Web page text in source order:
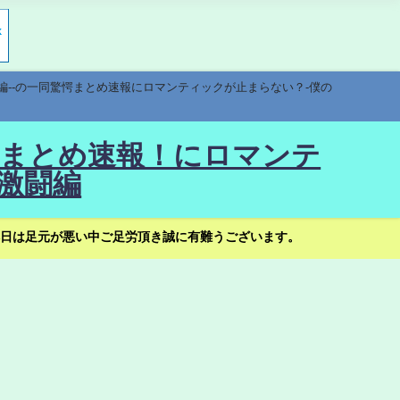
の一同驚愕まとめ速報にロマンティックが止まらない？-僕の
とめ速報！にロマンテ
闘編
足元が悪い中ご足労頂き誠に有難うございます。